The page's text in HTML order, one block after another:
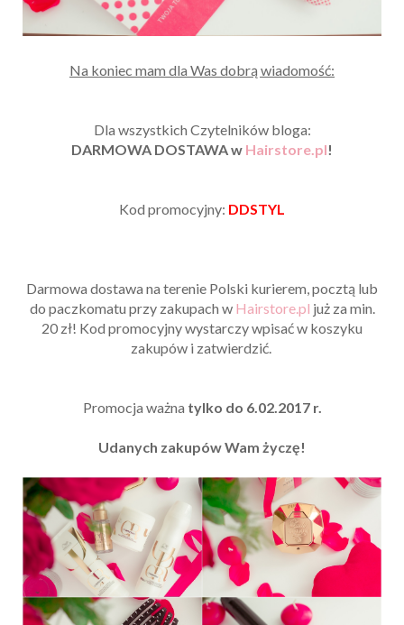
Na koniec mam dla Was dobrą wiadomość:
Dla wszystkich Czytelników bloga:
DARMOWA DOSTAWA w Hairstore.pl!
Kod promocyjny: DDSTYL
Darmowa dostawa na terenie Polski kurierem, pocztą lub
do paczkomatu przy zakupach w Hairstore.pl już za min.
20 zł! Kod promocyjny wystarczy wpisać w koszyku
zakupów i zatwierdzić.
Promocja ważna tylko do 6.02.2017 r.
Udanych zakupów Wam życzę!